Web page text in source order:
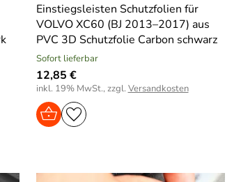
Einstiegsleisten Schutzfolien für
VOLVO XC60 (BJ 2013–2017) aus
PVC 3D Schutzfolie Carbon schwarz
Sofort lieferbar
12,85 €
inkl. 19% MwSt., zzgl. Versandkosten